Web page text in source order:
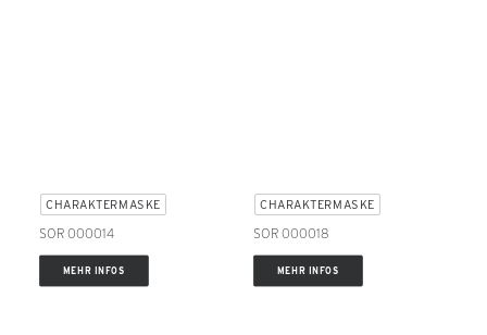
CHARAKTERMASKE
SOR 000014
MEHR INFOS
CHARAKTERMASKE
SOR 000018
MEHR INFOS